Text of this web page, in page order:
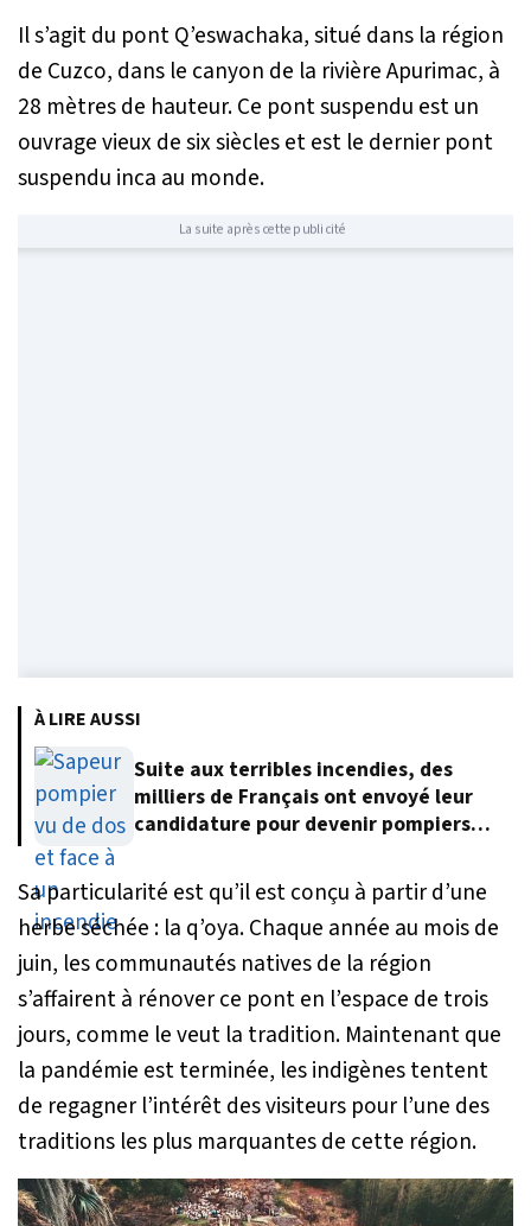
Il s’agit du pont Q’eswachaka, situé dans la région
de Cuzco, dans le canyon de la rivière Apurimac, à
28 mètres de hauteur. Ce pont suspendu est un
ouvrage vieux de six siècles et est le dernier pont
suspendu inca au monde.
La suite après cette publicité
À LIRE AUSSI
Suite aux terribles incendies, des
milliers de Français ont envoyé leur
candidature pour devenir pompiers
Sa particularité est qu’il est conçu à partir d’une
herbe séchée : la q’oya. Chaque année au mois de
juin, les communautés natives de la région
s’affairent à rénover ce pont en l’espace de trois
jours, comme le veut la tradition. Maintenant que
la pandémie est terminée, les indigènes tentent
de regagner l’intérêt des visiteurs pour l’une des
traditions les plus marquantes de cette région.